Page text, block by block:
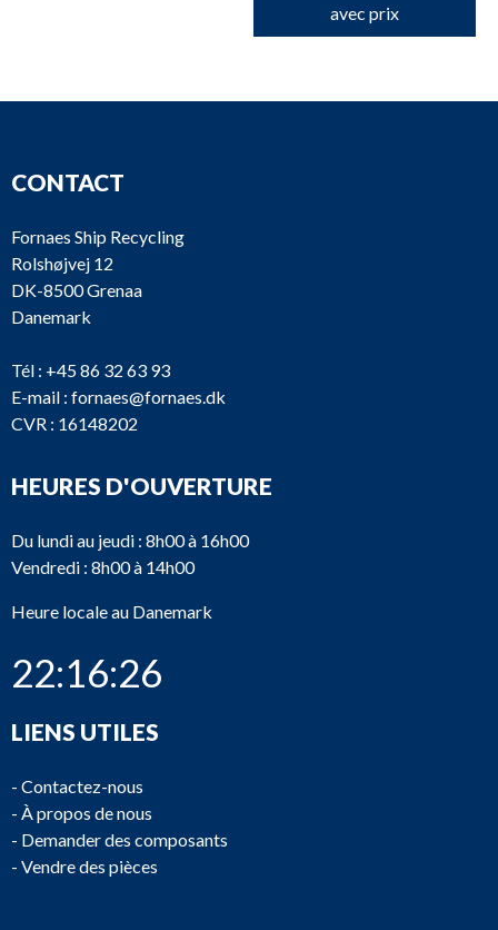
avec prix
CONTACT
Fornaes Ship Recycling
Rolshøjvej 12
DK-8500 Grenaa
Danemark
Tél : +45 86 32 63 93
E-mail : fornaes@fornaes.dk
CVR : 16148202
HEURES D'OUVERTURE
Du lundi au jeudi : 8h00 à 16h00
Vendredi : 8h00 à 14h00
Heure locale au Danemark
22:16:26
LIENS UTILES
- Contactez-nous
- À propos de nous
- Demander des composants
- Vendre des pièces